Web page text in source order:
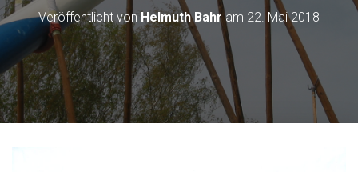
Veröffentlicht von Helmuth Bahr am 22. Mai 2018